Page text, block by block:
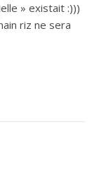
» existait :)))
riz ne sera